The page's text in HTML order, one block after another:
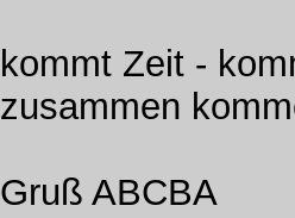
kommt Zeit -
zusammen
Gruß ABCBA